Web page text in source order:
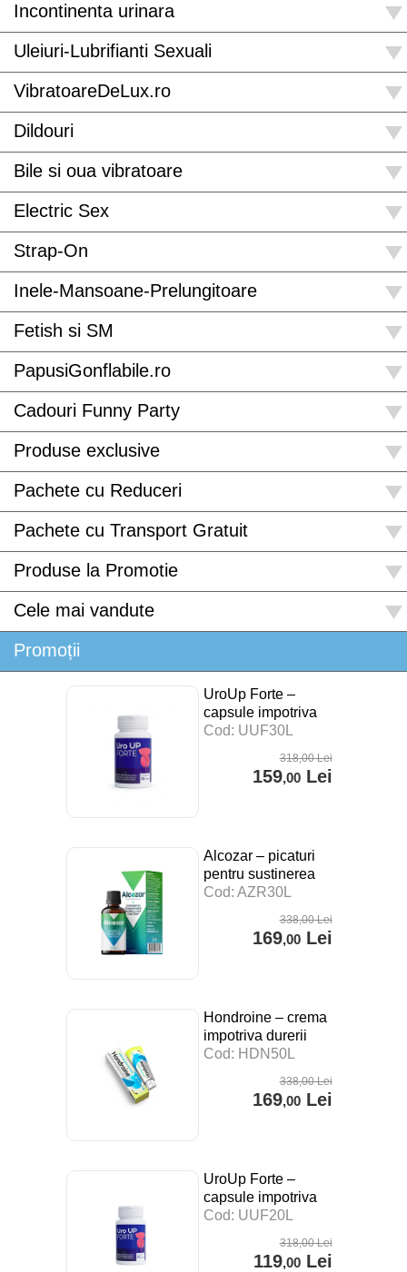
Incontinenta urinara
Uleiuri-Lubrifianti Sexuali
VibratoareDeLux.ro
Dildouri
Bile si oua vibratoare
Electric Sex
Strap-On
Inele-Mansoane-Prelungitoare
Fetish si SM
PapusiGonflabile.ro
Cadouri Funny Party
Produse exclusive
Pachete cu Reduceri
Pachete cu Transport Gratuit
Produse la Promotie
Cele mai vandute
Promoții
UroUp Forte –
capsule impotriva
prostatitei – 30 cps
Cod: UUF30L
318,00Lei
159,00Lei
Alcozar – picaturi
pentru sustinerea
digestiei, a
impotriva stresului –
Cod: AZR30L
338,00Lei
169,00Lei
Hondroine – crema
impotriva durerii
articulare – 50 ml
Cod: HDN50L
338,00Lei
169,00Lei
UroUp Forte –
capsule impotriva
prostatitei – 20 cps
Cod: UUF20L
318,00Lei
119,00Lei